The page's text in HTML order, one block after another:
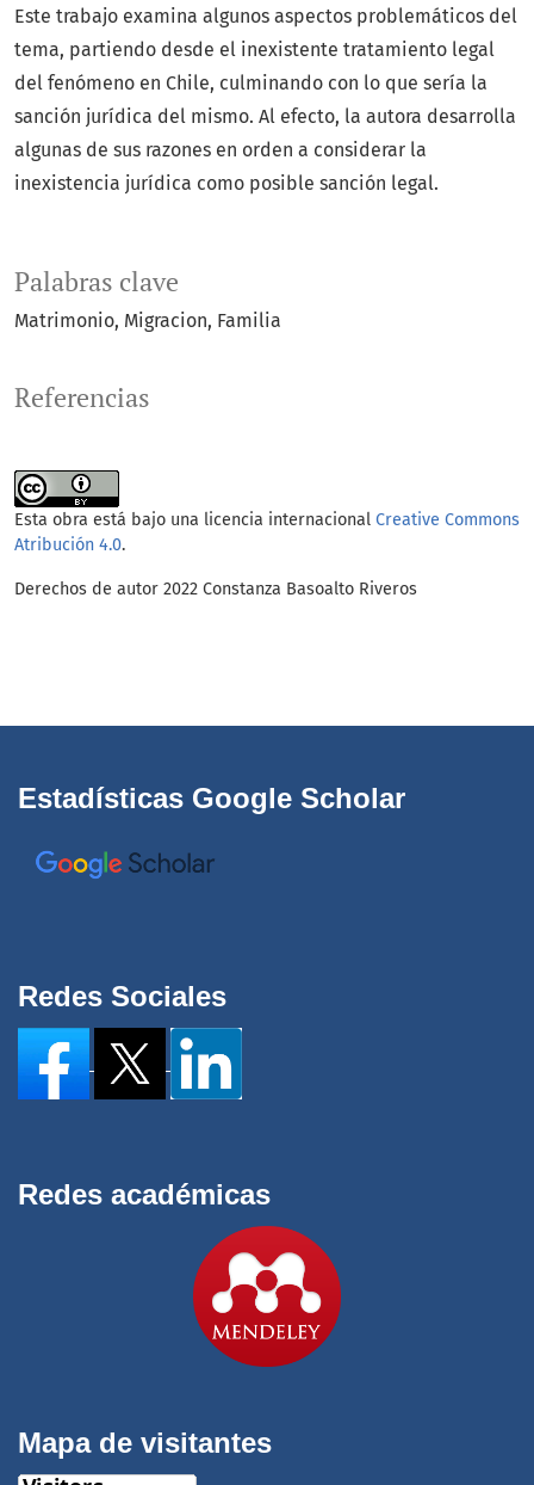
Palabras clave
Matrimonio Migracion Familia
Este trabajo examina algunos aspectos problemáticos del
tema, partiendo desde el inexistente tratamiento legal
del fenómeno en Chile, culminando con lo que sería la
sanción jurídica del mismo. Al efecto, la autora desarrolla
algunas de sus razones en orden a considerar la
inexistencia jurídica como posible sanción legal.
Referencias
Esta obra está bajo una licencia internacional Creative Commons
Atribución 4.0.
Derechos de autor 2022 Constanza Basoalto Riveros
Estadísticas Google Scholar
Redes Sociales
Redes académicas
Mapa de visitantes